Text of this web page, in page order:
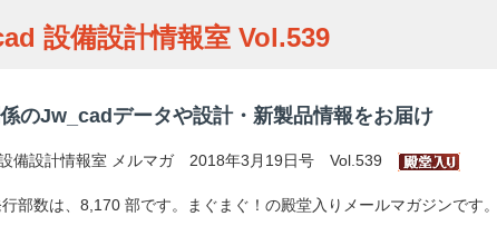
設備設計情報室 Vol.539
のJw_cadデータや設計・新製品情報をお届け
備設計情報室 メルマガ 2018年3月19日号 Vol.539
部数は、8,170 部です。まぐまぐ！の殿堂入りメールマガジンです